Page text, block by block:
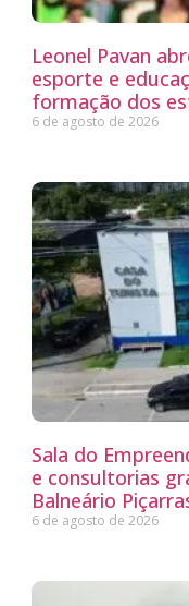
Leonel Pavan
esporte e
formação dos
6 de agosto de 2026
Sala do
e consultorias
Balneário
6 de agosto de 2026